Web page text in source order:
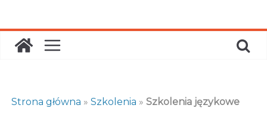
content
Strona główna »Szkolenia »Szkolenia językowe